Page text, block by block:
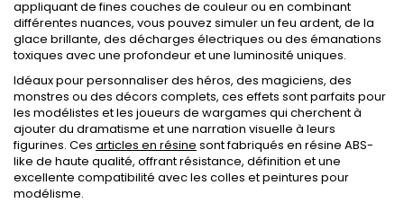
appliquant de fines couches de couleur ou en combinant
différentes nuances, vous pouvez simuler un feu ardent, de la
glace brillante, des décharges électriques ou des émanations
toxiques avec une profondeur et une luminosité uniques.
Idéaux pour personnaliser des héros, des magiciens, des
monstres ou des décors complets, ces effets sont parfaits pour
les modélistes et les joueurs de wargames qui cherchent à
ajouter du dramatisme et une narration visuelle à leurs
figurines. Ces articles en résine sont fabriqués en résine ABS-
like de haute qualité, offrant résistance, définition et une
excellente compatibilité avec les colles et peintures pour
modélisme.